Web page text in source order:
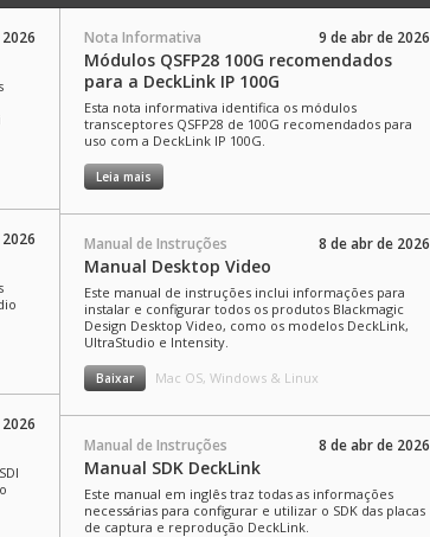
Nota Informativa 9 de abr de 2026
Módulos QSFP28 100G recomendados
para a DeckLink IP 100G
Esta nota informativa identifica os módulos
transceptores QSFP28 de 100G recomendados para
uso com a DeckLink IP 100G.
Leia mais
Manual de Instruções 8 de abr de 2026
Manual Desktop Video
Este manual de instruções inclui informações para
instalar e configurar todos os produtos Blackmagic
Design Desktop Video, como os modelos DeckLink,
UltraStudio e Intensity.
Baixar Mac OS, Windows & Linux
Manual de Instruções 8 de abr de 2026
Manual SDK DeckLink
Este manual em inglês traz todas as informações
necessárias para configurar e utilizar o SDK das placas
de captura e reprodução DeckLink.